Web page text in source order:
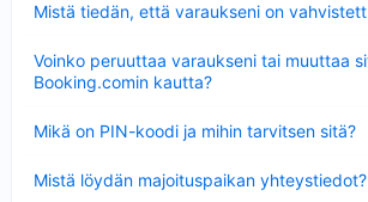
Mistä tiedän, että varaukseni on
Voinko peruuttaa varaukseni tai muuttaa
Booking.comin kautta?
Mikä on PIN-koodi ja mihin tarvitsen sitä?
Mistä löydän majoituspaikan yhteystiedot?